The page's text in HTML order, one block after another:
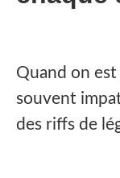
Quand on
souvent
des riffs de